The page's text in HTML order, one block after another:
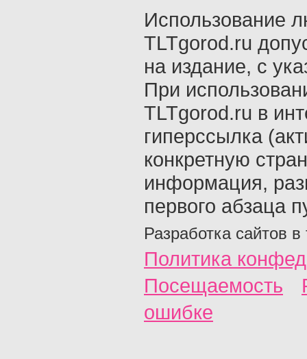
Использование
TLTgorod.ru
на издание, с
При
TLTgorod.ru в
гиперссылка
конкретную
информация,
первого абзаца
Разработка сайтов в
Политика
Посещаемость
ошибке